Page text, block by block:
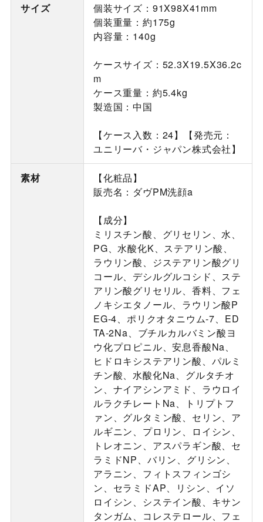
サイズ
個装サイズ：91X98X41mm
個装重量：約175g
内容量：140g
ケースサイズ：52.3X19.5X36.2c
m
ケース重量：約5.4kg
製造国：中国
【ケース入数：24】【発売元：
ユニリーバ・ジャパン株式会社】
素材
【化粧品】
販売名：ダヴPM洗顔a
【成分】
ミリスチン酸、グリセリン、水、
PG、水酸化K、ステアリン酸、
ラウリン酸、ジステアリン酸グリ
コール、デシルグルコシド、ステ
アリン酸グリセリル、香料、フェ
ノキシエタノール、ラウリン酸P
EG-4、ポリクオタニウム-7、ED
TA-2Na、ブチルカルバミン酸ヨ
ウ化プロピニル、安息香酸Na、
ヒドロキシステアリン酸、パルミ
チン酸、水酸化Na、グルタチオ
ン、ナイアシンアミド、ラウロイ
ルラクチレートNa、トリプトフ
ァン、グルタミン酸、セリン、ア
ルギニン、プロリン、ロイシン、
トレオニン、アスパラギン酸、セ
ラミドNP、バリン、グリシン、
アラニン、フィトスフィンゴシ
ン、セラミドAP、リシン、イソ
ロイシン、システイン酸、キサン
タンガム、コレステロール、フェ